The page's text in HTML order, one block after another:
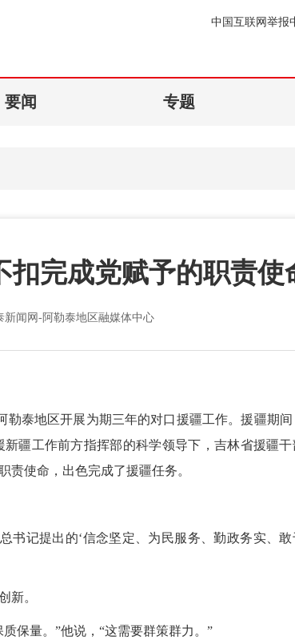
中国互联网举报
要闻 专题
扣完成党赋予的职责使
新闻网-阿勒泰地区融媒体中心
泰地区开展为期三年的对口援疆工作。援疆期间
疆工作前方指挥部的科学领导下，吉林省援疆干
责使命，出色完成了援疆任务。
记提出的‘信念坚定、为民服务、勤政务实、敢
新。
保量。”他说，“这需要群策群力。”